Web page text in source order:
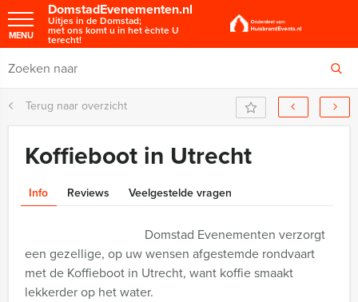
DomstadEvenementen.nl
Uitjes in de Domstad;
met ons komt u in het èchte U
terecht!
MENU
Terug naar overzicht
Koffieboot in Utrecht
Info Reviews Veelgestelde vragen
Domstad Evenementen verzorgt
een gezellige, op uw wensen afgestemde rondvaart
met de Koffieboot in Utrecht, want koffie smaakt
lekkerder op het water.